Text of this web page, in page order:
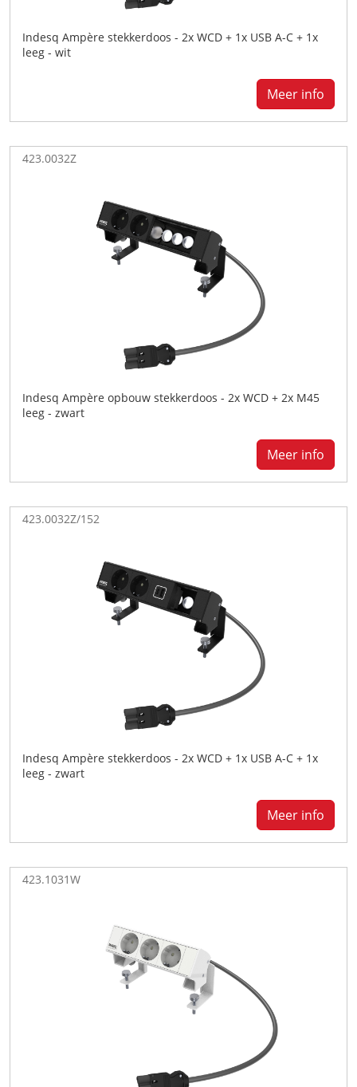
Indesq Ampère stekkerdoos - 2x WCD + 1x USB A-C + 1x
leeg - wit
Meer info
423.0032Z
Indesq Ampère opbouw stekkerdoos - 2x WCD + 2x M45
leeg - zwart
Meer info
423.0032Z/152
Indesq Ampère stekkerdoos - 2x WCD + 1x USB A-C + 1x
leeg - zwart
Meer info
423.1031W